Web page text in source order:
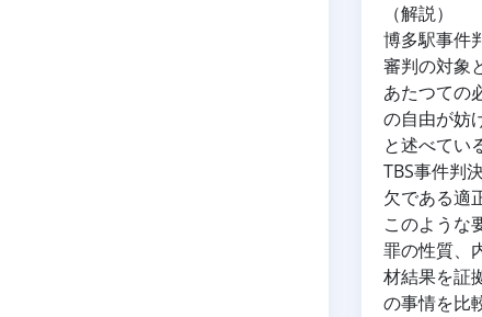
（解説）
博多駅事件
審判の対象
あたつての
の自由が妨
と述べてい
TBS事件判
欠である適
このような
罪の性質、
材結果を証
の事情を比